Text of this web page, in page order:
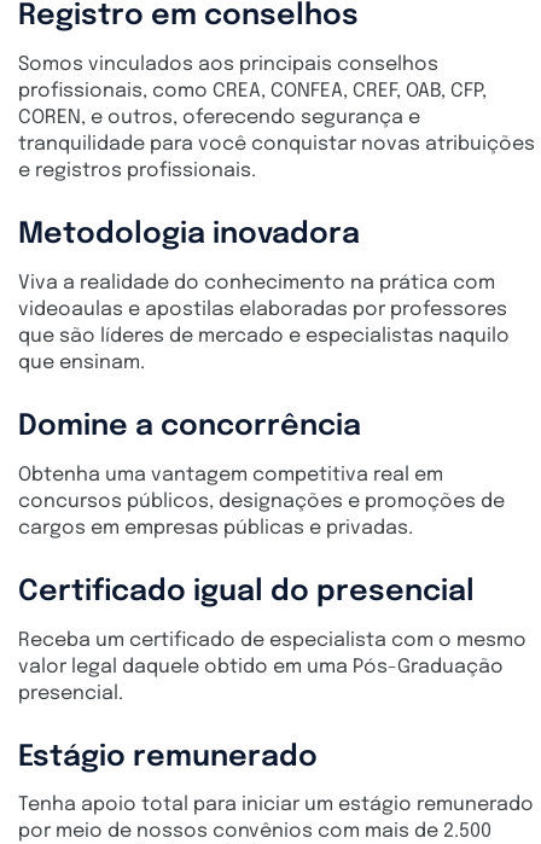
Registro em conselhos
Somos vinculados aos principais conselhos
profissionais, como CREA, CONFEA, CREF, OAB, CFP,
COREN, e outros, oferecendo segurança e
tranquilidade para você conquistar novas atribuições
e registros profissionais.
Metodologia inovadora
Viva a realidade do conhecimento na prática com
videoaulas e apostilas elaboradas por professores
que são líderes de mercado e especialistas naquilo
que ensinam.
Domine a concorrência
Obtenha uma vantagem competitiva real em
concursos públicos, designações e promoções de
cargos em empresas públicas e privadas.
Certificado igual do presencial
Receba um certificado de especialista com o mesmo
valor legal daquele obtido em uma Pós-Graduação
presencial.
Estágio remunerado
Tenha apoio total para iniciar um estágio remunerado
por meio de nossos convênios com mais de 2.500